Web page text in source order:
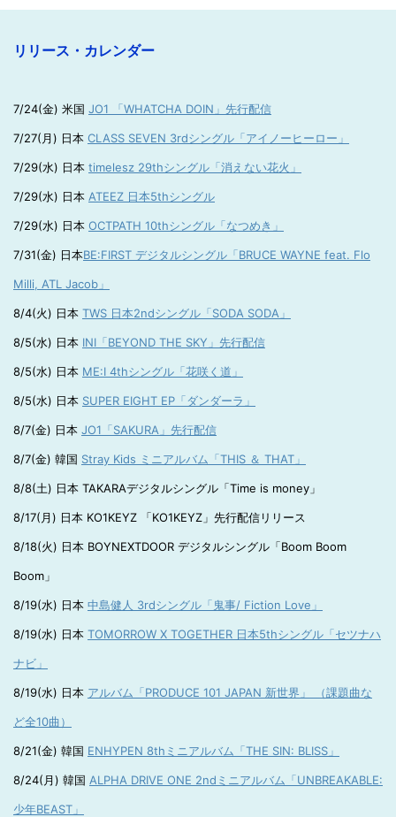
リリース・カレンダー
7/24(金) 米国 JO1 「WHATCHA DOIN」先行配信
7/27(月) 日本 CLASS SEVEN 3rdシングル「アイノーヒーロー」
7/29(水) 日本 timelesz 29thシングル「消えない花火」
7/29(水) 日本 ATEEZ 日本5thシングル
7/29(水) 日本 OCTPATH 10thシングル「なつめき」
7/31(金) 日本BE:FIRST デジタルシングル「BRUCE WAYNE feat. Flo
Milli, ATL Jacob」
8/4(火) 日本 TWS 日本2ndシングル「SODA SODA」
8/5(水) 日本 INI「BEYOND THE SKY」先行配信
8/5(水) 日本 ME:I 4thシングル「花咲く道」
8/5(水) 日本 SUPER EIGHT EP「ダンダーラ」
8/7(金) 日本 JO1「SAKURA」先行配信
8/7(金) 韓国 Stray Kids ミニアルバム「THIS ＆ THAT」
8/8(土) 日本 TAKARAデジタルシングル「Time is money」
8/17(月) 日本 KO1KEYZ 「KO1KEYZ」先行配信リリース
8/18(火) 日本 BOYNEXTDOOR デジタルシングル「Boom Boom
Boom」
8/19(水) 日本 中島健人 3rdシングル「鬼事/ Fiction Love」
8/19(水) 日本 TOMORROW X TOGETHER 日本5thシングル「セツナハ
ナビ」
8/19(水) 日本 アルバム「PRODUCE 101 JAPAN 新世界」 （課題曲な
ど全10曲）
8/21(金) 韓国 ENHYPEN 8thミニアルバム「THE SIN: BLISS」
8/24(月) 韓国 ALPHA DRIVE ONE 2ndミニアルバム「UNBREAKABLE:
少年BEAST」